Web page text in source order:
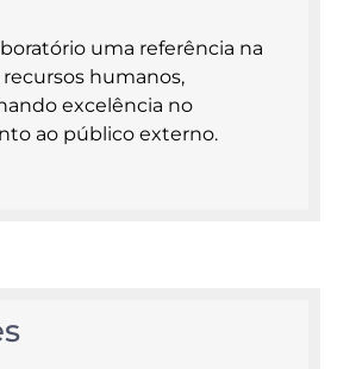
uma referência na
humanos,
excelência no
ao público externo.